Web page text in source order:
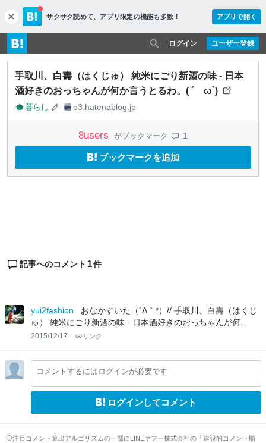
c
l
o
s
e
サクサク読めて、 アプリ限定の機能も多数！ アプリで開く
ユーザー登録
ログイン
手取川、白壽（はくじゅ） 純米にごり新酒の味 - 日本
酒好きのおっちゃんが何か言うとるわ。( ´ ω`)
暮らし o3.hatenablog.jp
8users がブックマーク 1
ブックマークを追加
記事へのコメント 1件
yui2fashion
おなかすいた（´Δ｀*）// 手取川、白壽（はくじ
ゅ） 純米にごり新酒の味 - 日本酒好きのおっちゃんが何...
2015/12/17 リンク
コメントするにはログインが必要です
ログインしてコメント
注目コメント算出アルゴリズムの一部にLINEヤフー株式会社の「建設的コメント順